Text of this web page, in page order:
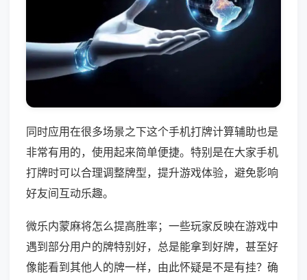
同时应用在很多场景之下这个手机打牌计算辅助也是
非常有用的，使用起来简单便捷。特别是在大家手机
打牌时可以合理调整牌型，提升游戏体验，避免影响
好友间互动乐趣。
微乐内蒙麻将怎么提高胜率；一些玩家反映在游戏中
遇到部分用户的牌特别好，总是能拿到好牌，甚至好
像能看到其他人的牌一样，由此怀疑是不是有挂？确